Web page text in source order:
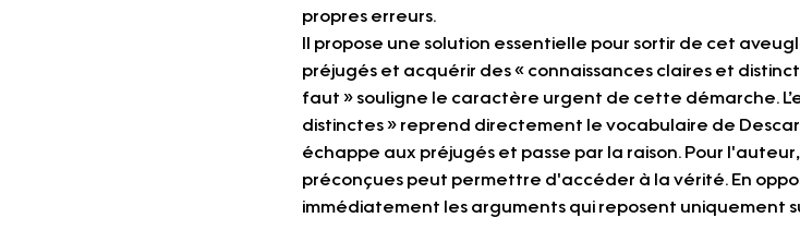
propres erreurs.
Il propose une solution essentielle pour sortir de cet
préjugés et acquérir des « connaissances claires et
faut » souligne le caractère urgent de cette démarche.
distinctes » reprend directement le vocabulaire de
échappe aux préjugés et passe par la raison. Pour
préconçues peut permettre d'accéder à la vérité. En
immédiatement les arguments qui reposent uniquement